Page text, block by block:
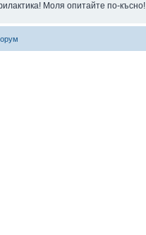
Моля опитайте по-късно!